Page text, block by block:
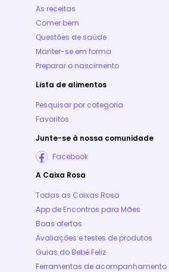
As receitas
Comer bem
Questões de saúde
Manter-se em forma
Preparar o nascimento
Lista de alimentos
Pesquisar por categoria
Favoritos
Junte-se à nossa comunidade
Facebook
A Caixa Rosa
Todas as Caixas Rosa
App de Encontros para Mães
Boas ofertas
Avaliações e testes de produtos
Guias do Bebê Feliz
Ferramentas de acompanhamento